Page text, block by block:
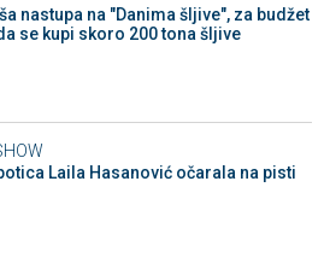
nastupa na "Danima šljive", za budžet
se kupi skoro 200 tona šljive
Laila Hasanović očarala na pisti